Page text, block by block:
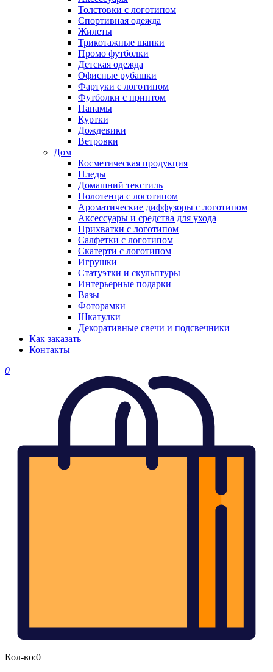
Толстовки с логотипом
Спортивная одежда
Жилеты
Трикотажные шапки
Промо футболки
Детская одежда
Офисные рубашки
Фартуки с логотипом
Футболки с принтом
Панамы
Куртки
Дождевики
Ветровки
Дом
Косметическая продукция
Пледы
Домашний текстиль
Полотенца с логотипом
Ароматические диффузоры с логотипом
Аксессуары и средства для ухода
Прихватки с логотипом
Салфетки с логотипом
Скатерти с логотипом
Игрушки
Статуэтки и скульптуры
Интерьерные подарки
Вазы
Фоторамки
Шкатулки
Декоративные свечи и подсвечники
Как заказать
Контакты
0
Кол-во:0